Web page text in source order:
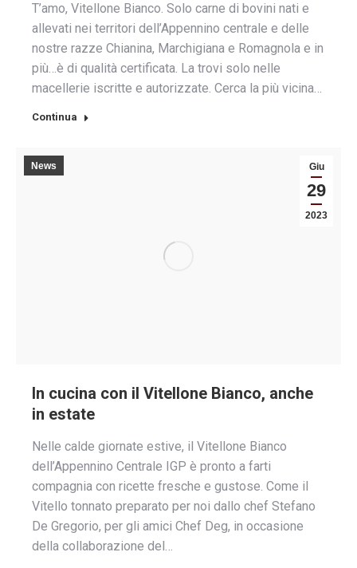
T’amo, Vitellone Bianco. Solo carne di bovini nati e
allevati nei territori dell’Appennino centrale e delle
nostre razze Chianina, Marchigiana e Romagnola e in
più…è di qualità certificata. La trovi solo nelle
macellerie iscritte e autorizzate. Cerca la più vicina…
Continua
Giu
29
2023
News
In cucina con il Vitellone Bianco, anche
in estate
Nelle calde giornate estive, il Vitellone Bianco
dell’Appennino Centrale IGP è pronto a farti
compagnia con ricette fresche e gustose. Come il
Vitello tonnato preparato per noi dallo chef Stefano
De Gregorio, per gli amici Chef Deg, in occasione
della collaborazione del…